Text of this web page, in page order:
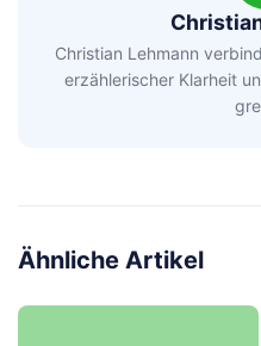
Christian Lehmann
erzählerischer Klarheit
Ähnliche Artikel